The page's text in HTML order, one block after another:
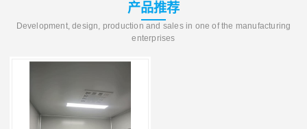
产品推荐
Development, design, production and sales in one of the manufacturing
enterprises